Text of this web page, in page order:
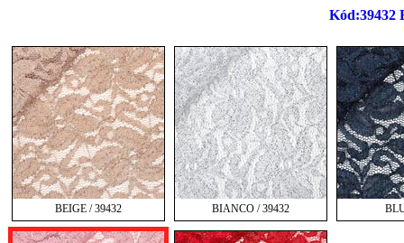
Kód:39432
BEIGE / 39432 BIANCO / 39432